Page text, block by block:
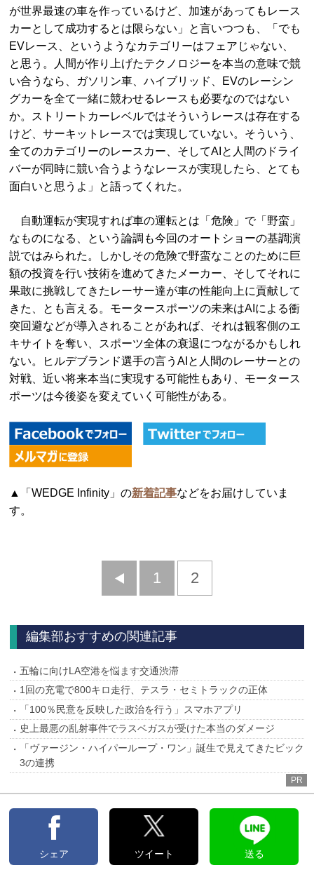
が世界最速の車を作っているけど、加速があってもレース
カーとして成功するとは限らない」と言いつつも、「でも
EVレース、というようなカテゴリーはフェアじゃない、
と思う。人間が作り上げたテクノロジーを本当の意味で競
い合うなら、ガソリン車、ハイブリッド、EVのレーシン
グカーを全て一緒に競わせるレースも必要なのではない
か。ストリートカーレベルではそういうレースは存在する
けど、サーキットレースでは実現していない。そういう、
全てのカテゴリーのレースカー、そしてAIと人間のドライ
バーが同時に競い合うようなレースが実現したら、とても
面白いと思うよ」と語ってくれた。
自動運転が実現すれば車の運転とは「危険」で「野蛮」
なものになる、という論調も今回のオートショーの基調演
説ではみられた。しかしその危険で野蛮なことのために巨
額の投資を行い技術を進めてきたメーカー、そしてそれに
果敢に挑戦してきたレーサー達が車の性能向上に貢献して
きた、とも言える。モータースポーツの未来はAIによる衝
突回避などが導入されることがあれば、それは観客側のエ
キサイトを奪い、スポーツ全体の衰退につながるかもしれ
ない。ヒルデブランド選手の言うAIと人間のレーサーとの
対戦、近い将来本当に実現する可能性もあり、モータース
ポーツは今後姿を変えていく可能性がある。
▲「WEDGE Infinity」の新着記事などをお届けしていま
す。
前
1 2
編集部おすすめの関連記事
五輪に向けLA空港を悩ます交通渋滞
1回の充電で800キロ走行、テスラ・セミトラックの正体
「100％民意を反映した政治を行う」スマホアプリ
史上最悪の乱射事件でラスベガスが受けた本当のダメージ
「ヴァージン・ハイパーループ・ワン」誕生で見えてきたビック
3の連携
PR
シェア ツイート 送る